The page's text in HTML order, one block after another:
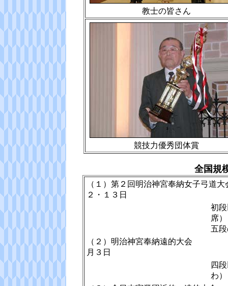
教士の皆さん
競技力優秀団体賞
全国規
（１）第２回明治神宮奉
２・１３日
初
席
五
（２）明治神宮奉
月３日
四
わ